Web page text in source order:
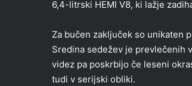
6,4-litrski HEMI V8, ki lažje
Za bučen zaključek so unikaten
Sredina sedežev je prevlečenih
videz pa poskrbijo če leseni
tudi v serijski obliki.